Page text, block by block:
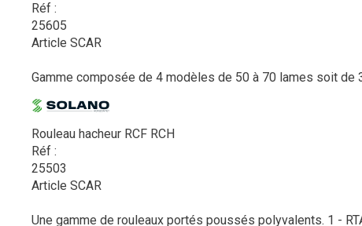
Réf :
25605
Article SCAR
Gamme composée de 4 modèles de 50 à 70 lames soit de
Rouleau hacheur RCF RCH
Réf :
25503
Article SCAR
Une gamme de rouleaux portés poussés polyvalents. 1 -